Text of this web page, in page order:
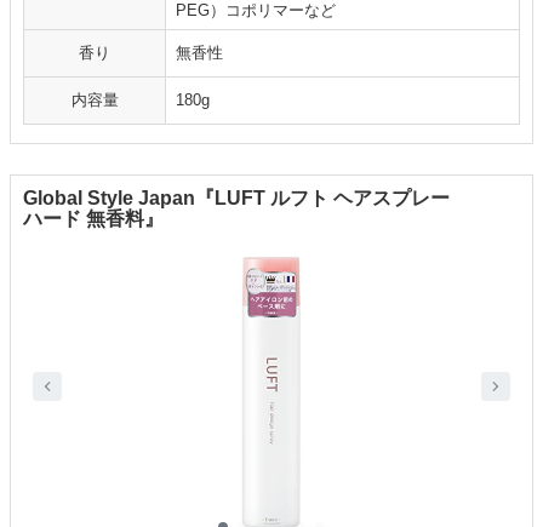
PEG）コポリマーなど
香り 無香性
内容量 180g
Global Style Japan『LUFT ルフト ヘアスプレー
ハード 無香料』